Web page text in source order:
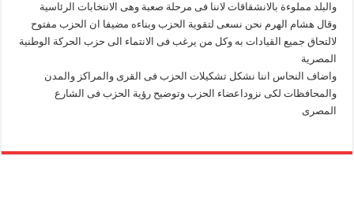
والبلد مملوءة بالانشقاقات لاننا فى مرحلة صعبة وهى الانتخابات الرئاسية
وقال هشام الهرم نحن نسعى لتقوية الحزب وبناءه مضيفا ان الحزب مفتوح
لالتحاق جميع القيادات به وكل من يرغب فى الانتماء الى حزب الحركة الوطنية
المصرية
واضاف النحاس اننا نشكل تشكيلات الحزب فى القرى والمراكز والمدن
والمحافظات لكى نزوداعضاء الحزب وتوضيح رؤية الحزب فى الشارع
المصرى